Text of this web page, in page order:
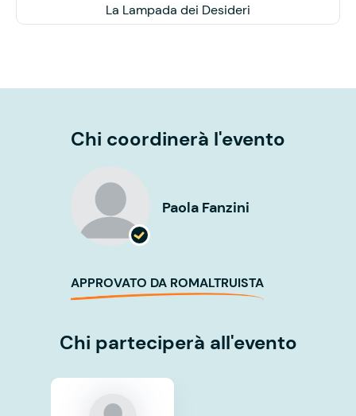
La Lampada dei Desideri
Chi coordinerà l'evento
Paola Fanzini
APPROVATO DA ROMALTRUISTA
Chi parteciperà all'evento